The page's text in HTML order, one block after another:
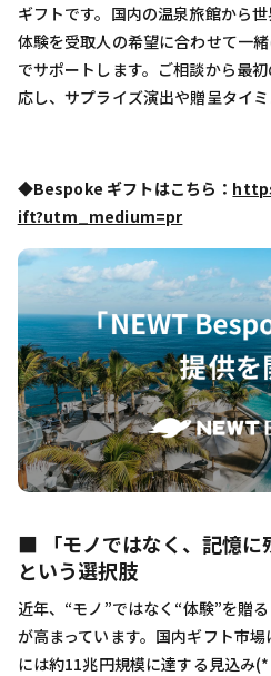
ギフトです。国内の温泉旅館から
体験を受取人の希望に合わせて一
でサポートします。ご相談から最
応し、サプライズ演出や贈呈タイミ
◆Bespoke ギフトはこちら：
ift?utm_medium=pr
■ 「モノではなく、記憶に
という選択肢
近年、“モノ”ではなく“体験”を贈
が高まっています。国内ギフト市
には約11兆円規模に達する見込み